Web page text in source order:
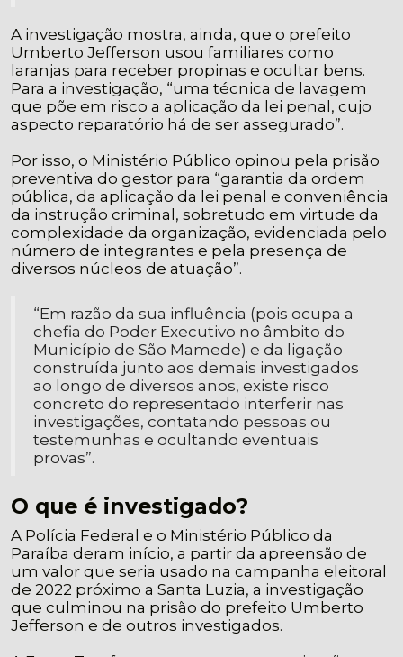
A investigação mostra, ainda, que o prefeito
Umberto Jefferson usou familiares como
laranjas para receber propinas e ocultar bens.
Para a investigação, “uma técnica de lavagem
que põe em risco a aplicação da lei penal, cujo
aspecto reparatório há de ser assegurado”.
Por isso, o Ministério Público opinou pela prisão
preventiva do gestor para “garantia da ordem
pública, da aplicação da lei penal e conveniência
da instrução criminal, sobretudo em virtude da
complexidade da organização, evidenciada pelo
número de integrantes e pela presença de
diversos núcleos de atuação”.
“Em razão da sua influência (pois ocupa a
chefia do Poder Executivo no âmbito do
Município de São Mamede) e da ligação
construída junto aos demais investigados
ao longo de diversos anos, existe risco
concreto do representado interferir nas
investigações, contatando pessoas ou
testemunhas e ocultando eventuais
provas”.
O que é investigado?
A Polícia Federal e o Ministério Público da
Paraíba deram início, a partir da apreensão de
um valor que seria usado na campanha eleitoral
de 2022 próximo a Santa Luzia, a investigação
que culminou na prisão do prefeito Umberto
Jefferson e de outros investigados.